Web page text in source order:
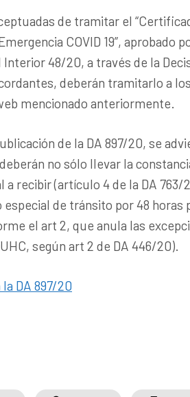
de tramitar el
COVID 19”, aprobado
48/20, a través de la
deberán tramitarlo a
mencionado anteriormente.
de la DA 897/20, se
no sólo llevar la
recibir (artículo 4 de la DA 763/
de tránsito por 48 horas
el art 2, que anula las
según art 2 de DA 446/20).
DA 897/20